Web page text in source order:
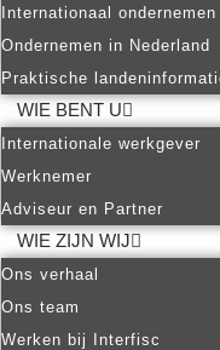
Internationaal ondernemen
Ondernemen in Nederland
Praktische
WIE BENT U
Internationale werkgever
Werknemer
Adviseur en Partner
WIE ZIJN WIJ
Ons verhaal
Ons team
Werken bij Interfisc